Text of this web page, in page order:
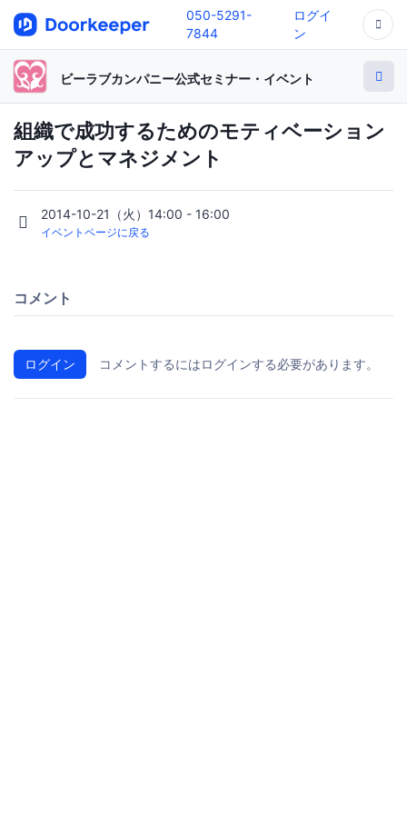
050-5291-
7844
ログイ
ン
ビーラブカンパニー公式セミナー・イベント
組織で成功するためのモティベーション
アップとマネジメント
2014-10-21（火）14:00 - 16:00
イベントページに戻る
コメント
ログイン コメントするにはログインする必要があります。